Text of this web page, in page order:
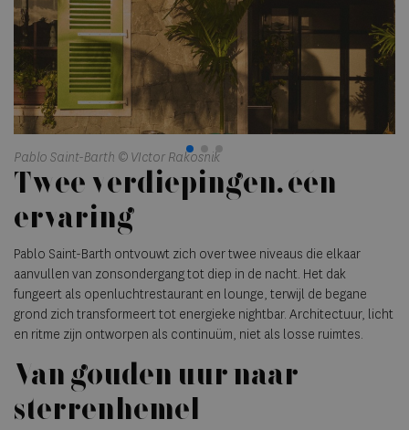
Pablo Saint-Barth © VIctor Rakosnik
Twee verdiepingen, één
ervaring
Pablo Saint-Barth ontvouwt zich over twee niveaus die elkaar
aanvullen van zonsondergang tot diep in de nacht. Het dak
fungeert als openluchtrestaurant en lounge, terwijl de begane
grond zich transformeert tot energieke nightbar. Architectuur, licht
en ritme zijn ontworpen als continuüm, niet als losse ruimtes.
Van gouden uur naar
sterrenhemel